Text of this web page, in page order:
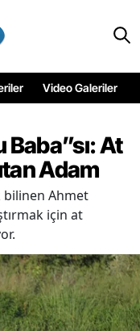
Video Galeriler
Baba”sı: At
Adam
bilinen Ahmet
için at